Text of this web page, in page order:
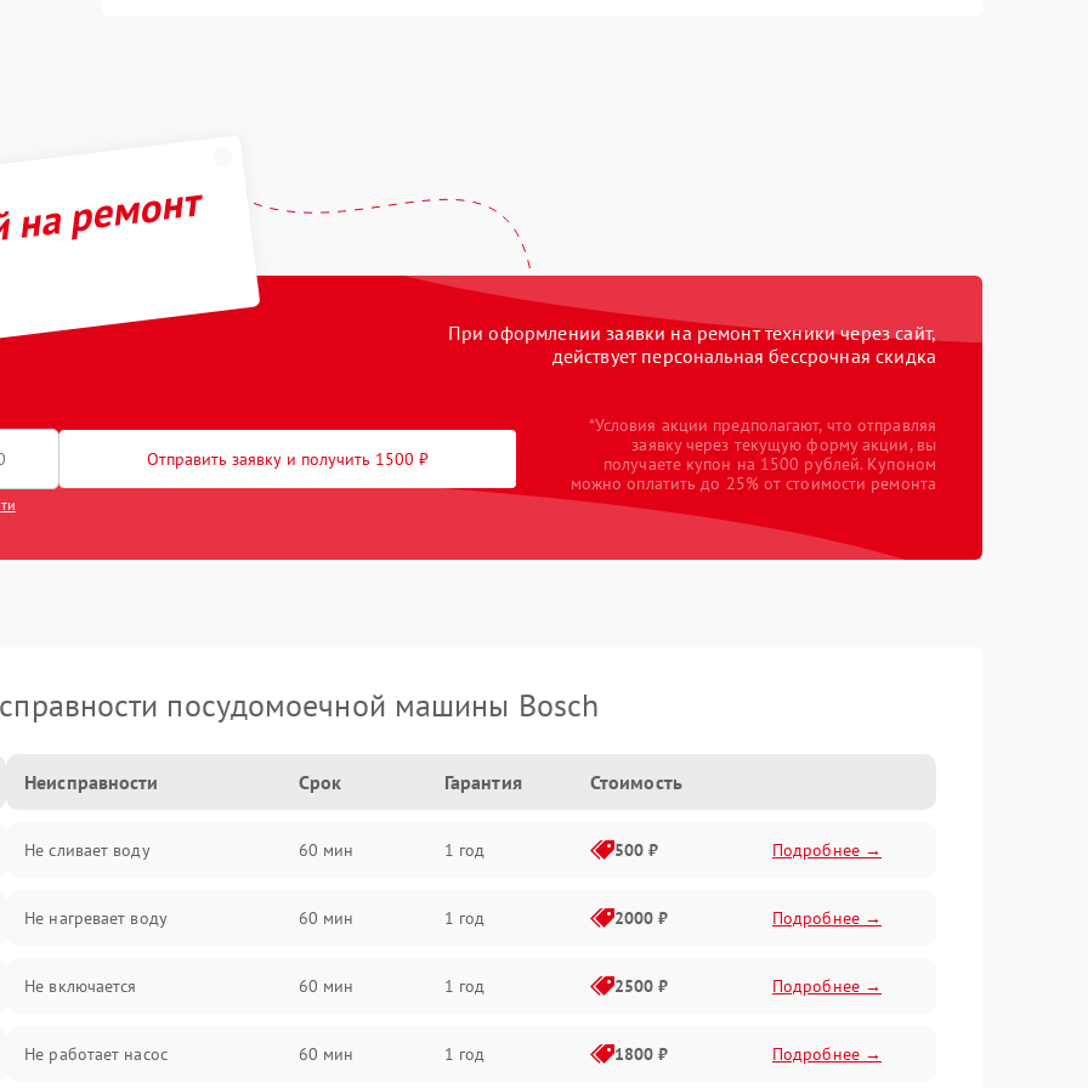
ремонт
При оформлении заявки на ремонт техники через сайт,
действует персональная бессрочная скидка
Отправить заявку и получить 1500 ₽
*Условия акции предполагают, что отправляя
заявку через текущую форму акции, вы
получаете купон на 1500 рублей. Купоном
можно оплатить до 25% от стоимости ремонта
посудомоечной машины Bosch
Неисправности Срок Гарантия Стоимость
Не сливает воду 60 мин 1 год 500 ₽ Подробнее →
Не нагревает воду 60 мин 1 год 2000 ₽ Подробнее →
Не включается 60 мин 1 год 2500 ₽ Подробнее →
Не работает насос 60 мин 1 год 1800 ₽ Подробнее →